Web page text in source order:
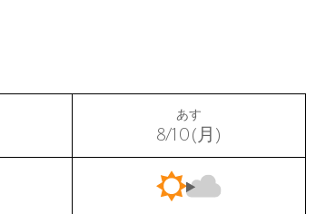
あす
8/10(月)